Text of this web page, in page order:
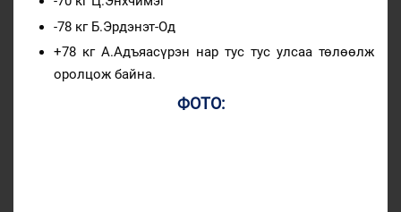
-78 кг Б.Эрдэнэт-Од
+78 кг А.Адъяасүрэн нар тус тус улсаа төлөөлж
оролцож байна.
ФОТО: